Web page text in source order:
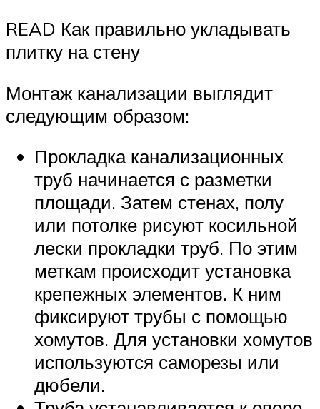
READ Как правильно укладывать
плитку на стену
Монтаж канализации выглядит
следующим образом:
Прокладка канализационных
труб начинается с разметки
площади. Затем стенах, полу
или потолке рисуют косильной
лески прокладки труб. По этим
меткам происходит установка
крепежных элементов. К ним
фиксируют трубы с помощью
хомутов. Для установки хомутов
используются саморезы или
дюбели.